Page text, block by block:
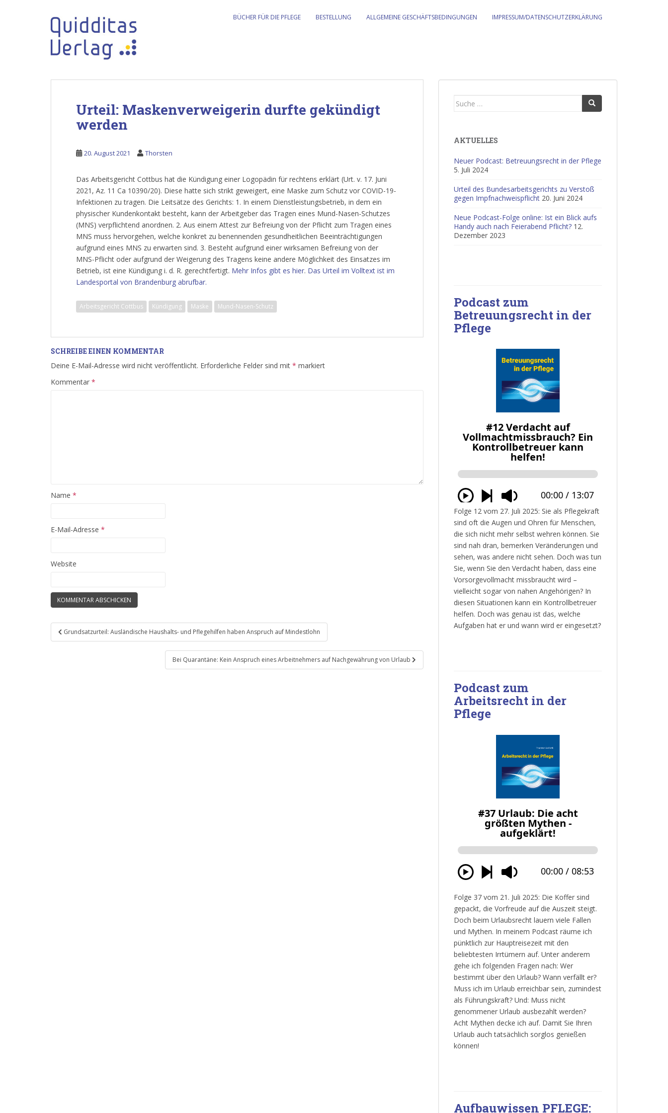
BÜCHER FÜR DIE PFLEGE BESTELLUNG ALLGEMEINE GESCHÄFTSBEDINGUNGEN IMPRESSUM/DATENSCHUTZERKLÄRUNG
Urteil: Maskenverweigerin durfte gekündigt
werden
20. August 2021 Thorsten
Das Arbeitsgericht Cottbus hat die Kündigung einer Logopädin für rechtens erklärt (Urt. v. 17. Juni
2021, Az. 11 Ca 10390/20). Diese hatte sich strikt geweigert, eine Maske zum Schutz vor COVID-19-
Infektionen zu tragen. Die Leitsätze des Gerichts: 1. In einem Dienstleistungsbetrieb, in dem ein
physischer Kundenkontakt besteht, kann der Arbeitgeber das Tragen eines Mund-Nasen-Schutzes
(MNS) verpflichtend anordnen. 2. Aus einem Attest zur Befreiung von der Pflicht zum Tragen eines
MNS muss hervorgehen, welche konkret zu benennenden gesundheitlichen Beeinträchtigungen
aufgrund eines MNS zu erwarten sind. 3. Besteht aufgrund einer wirksamen Befreiung von der
MNS-Pflicht oder aufgrund der Weigerung des Tragens keine andere Möglichkeit des Einsatzes im
Betrieb, ist eine Kündigung i. d. R. gerechtfertigt. Mehr Infos gibt es hier. Das Urteil im Volltext ist im
Landesportal von Brandenburg abrufbar.
Arbeitsgericht Cottbus Kündigung Maske Mund-Nasen-Schutz
SCHREIBE EINEN KOMMENTAR
Deine E-Mail-Adresse wird nicht veröffentlicht. Erforderliche Felder sind mit * markiert
Kommentar *
Name *
E-Mail-Adresse *
Website
Beitragsnavigation
Grundsatzurteil: Ausländische Haushalts- und Pflegehilfen haben Anspruch auf Mindestlohn
Bei Quarantäne: Kein Anspruch eines Arbeitnehmers auf Nachgewährung von Urlaub
Suche
AKTUELLES
Neuer Podcast: Betreuungsrecht in der Pflege
5. Juli 2024
Urteil des Bundesarbeitsgerichts zu Verstoß
gegen Impfnachweispflicht 20. Juni 2024
Neue Podcast-Folge online: Ist ein Blick aufs
Handy auch nach Feierabend Pflicht? 12.
Dezember 2023
Podcast zum
Betreuungsrecht in der
Pflege
Folge 12 vom 27. Juli 2025: Sie als Pflegekraft
sind oft die Augen und Ohren für Menschen,
die sich nicht mehr selbst wehren können. Sie
sind nah dran, bemerken Veränderungen und
sehen, was andere nicht sehen. Doch was tun
Sie, wenn Sie den Verdacht haben, dass eine
Vorsorgevollmacht missbraucht wird –
vielleicht sogar von nahen Angehörigen? In
diesen Situationen kann ein Kontrollbetreuer
helfen. Doch was genau ist das, welche
Aufgaben hat er und wann wird er eingesetzt?
Podcast zum
Arbeitsrecht in der
Pflege
Folge 37 vom 21. Juli 2025: Die Koffer sind
gepackt, die Vorfreude auf die Auszeit steigt.
Doch beim Urlaubsrecht lauern viele Fallen
und Mythen. In meinem Podcast räume ich
pünktlich zur Hauptreisezeit mit den
beliebtesten Irrtümern auf. Unter anderem
gehe ich folgenden Fragen nach: Wer
bestimmt über den Urlaub? Wann verfällt er?
Muss ich im Urlaub erreichbar sein, zumindest
als Führungskraft? Und: Muss nicht
genommener Urlaub ausbezahlt werden?
Acht Mythen decke ich auf. Damit Sie Ihren
Urlaub auch tatsächlich sorglos genießen
können!
Aufbauwissen PFLEGE: